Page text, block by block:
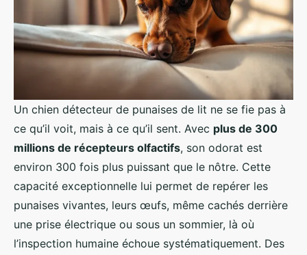
Un chien détecteur de punaises de lit ne se fie pas à
ce qu’il voit, mais à ce qu’il sent. Avec plus de 300
millions de récepteurs olfactifs, son odorat est
environ 300 fois plus puissant que le nôtre. Cette
capacité exceptionnelle lui permet de repérer les
punaises vivantes, leurs œufs, même cachés derrière
une prise électrique ou sous un sommier, là où
l’inspection humaine échoue systématiquement. Des